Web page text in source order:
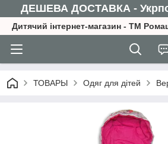
ДЕШЕВА ДОСТАВКА -
Дитячий інтернет-магазин - ТМ
ТОВАРЫ Одяг для дітей